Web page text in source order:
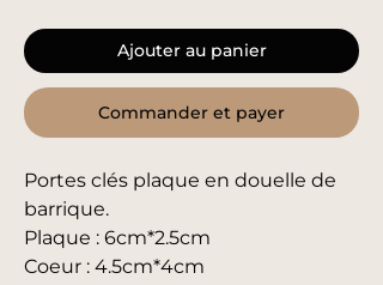
Ajouter au panier
Commander et payer
Portes clés plaque en douelle de
barrique.
Plaque : 6cm*2.5cm
Coeur : 4.5cm*4cm